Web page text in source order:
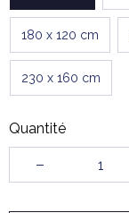
180 x 120 cm
230 x 160 cm
Quantité